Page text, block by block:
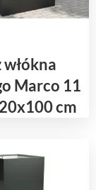
Marco 11
cm